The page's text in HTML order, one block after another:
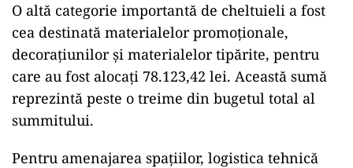
O altă categorie importantă de cheltuieli a fost
cea destinată materialelor promoționale,
decorațiunilor și materialelor tipărite, pentru
care au fost alocați 78.123,42 lei. Această sumă
reprezintă peste o treime din bugetul total al
summitului.
Pentru amenajarea spațiilor, logistica tehnică